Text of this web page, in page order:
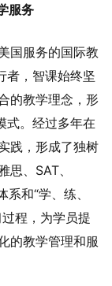
服务
国服务的国际教
者，智课始终坚
的教学理念，形
式。经过多年在
践，形成了独树
、SAT、
和“学、练、
程，为学员提
的教学管理和服